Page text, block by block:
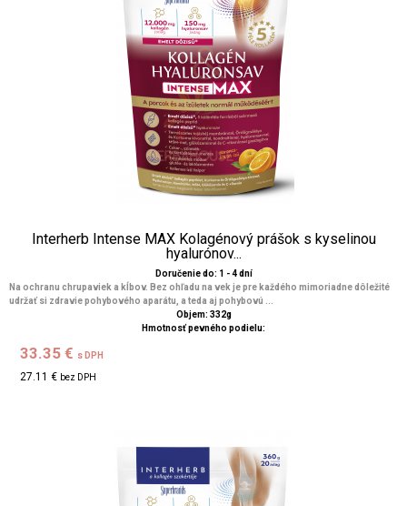
Interherb Intense MAX Kolagénový prášok s kyselinou
hyalurónov...
Doručenie do: 1 - 4 dní
Na ochranu chrupaviek a kĺbov. Bez ohľadu na vek je pre každého mimoriadne dôležité
udržať si zdravie pohybového aparátu, a teda aj pohybovú ...
Objem: 332g
Hmotnosť pevného podielu:
33.35 € s DPH
27.11 € bez DPH